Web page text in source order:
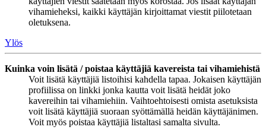
vihamieheksi, kaikki käyttäjän kirjoittamat viestit piilotetaan
oletuksena.
Ylös
Kuinka voin lisätä / poistaa käyttäjiä kavereista tai vihamiehistä
Voit lisätä käyttäjiä listoihisi kahdella tapaa. Jokaisen käyttäjän
profiilissa on linkki jonka kautta voit lisätä heidät joko
kavereihin tai vihamiehiin. Vaihtoehtoisesti omista asetuksista
voit lisätä käyttäjiä suoraan syöttämällä heidän käyttäjänimen.
Voit myös poistaa käyttäjiä listaltasi samalta sivulta.